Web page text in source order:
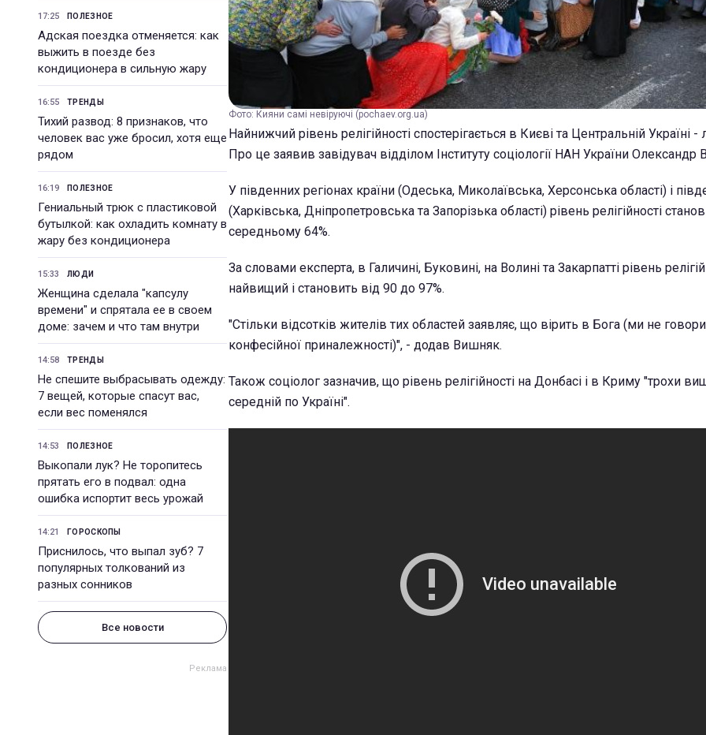
17:25 ПОЛЕЗНОЕ
Адская поездка отменяется: как
выжить в поезде без
кондиционера в сильную жару
16:55 ТРЕНДЫ
Тихий развод: 8 признаков, что
человек вас уже бросил, хотя еще
рядом
16:19 ПОЛЕЗНОЕ
Гениальный трюк с пластиковой
бутылкой: как охладить комнату в
жару без кондиционера
15:33 ЛЮДИ
Женщина сделала "капсулу
времени" и спрятала ее в своем
доме: зачем и что там внутри
14:58 ТРЕНДЫ
Не спешите выбрасывать одежду:
7 вещей, которые спасут вас,
если вес поменялся
14:53 ПОЛЕЗНОЕ
Выкопали лук? Не торопитесь
прятать его в подвал: одна
ошибка испортит весь урожай
14:21 ГОРОСКОПЫ
Приснилось, что выпал зуб? 7
популярных толкований из
разных сонников
Все новости
Фото: Кияни самі невіруючі (pochaev.org.ua)
Найнижчий рівень релігійності спостерігається в Києві та Центральній Україні
Про це заявив завідувач відділом Інституту соціології НАН України Олександр
У південних регіонах країни (Одеська, Миколаївська, Херсонська області) і
(Харківська, Дніпропетровська та Запорізька області) рівень релігійності
середньому 64%.
За словами експерта, в Галичині, Буковині, на Волині та Закарпатті рівень
найвищий і становить від 90 до 97%.
"Стільки відсотків жителів тих областей заявляє, що вірить в Бога (ми не
конфесійної приналежності)", - додав Вишняк.
Також соціолог зазначив, що рівень релігійності на Донбасі і в Криму "трохи
середній по Україні".